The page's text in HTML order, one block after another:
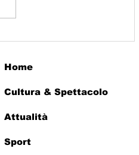
Home
Cultura & Spettacolo
Attualità
Sport